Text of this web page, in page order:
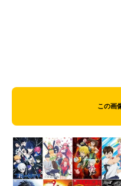
この画